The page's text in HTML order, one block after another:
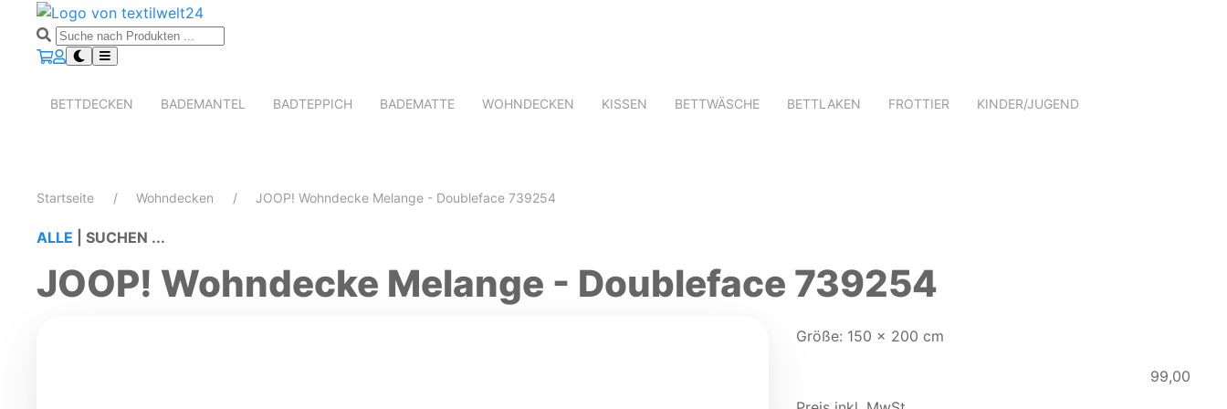
BETTDECKEN BADEMANTEL BADTEPPICH BADEMATTE WOHNDECKEN KISSEN BETTWÄSCHE BETTLAKEN FROTTIER KINDER/JUGEND
Startseite Wohndecken JOOP! Wohndecke Melange - Doubleface 739254
ALLE SUCHEN ...
JOOP! Wohndecke Melange - Doubleface 739254
Größe: 150 x 200 cm
99,00